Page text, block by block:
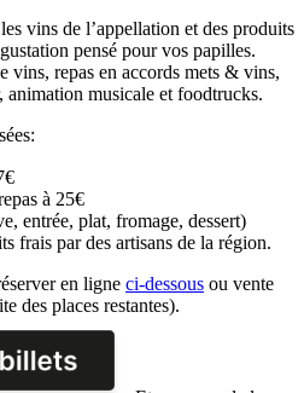
vins de l’appellation et des produits
pensé pour vos papilles.
vins, repas en accords mets & vins,
animation musicale et foodtrucks.
à 25€
entrée, plat, fromage, dessert)
frais par des artisans de la région.
en ligne ci-dessous ou vente
des places restantes).